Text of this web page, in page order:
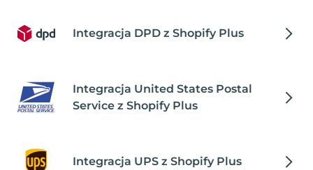
Integracja DPD z Shopify Plus
Integracja United States Postal
Service z Shopify Plus
Integracja UPS z Shopify Plus